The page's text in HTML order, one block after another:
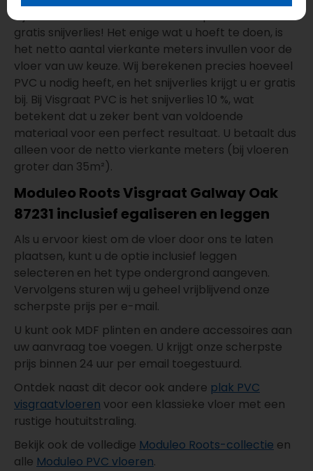
Bij de aanschaf van een PVC vloer profiteert u van
gratis snijverlies! Het enige wat u hoeft te doen, is
het netto aantal vierkante meters invullen voor de
vloer van uw keuze. Wij berekenen precies hoeveel
PVC u nodig heeft, en het snijverlies krijgt u er gratis
bij. Bij Visgraat PVC is het snijverlies 10 %, wat
betekent dat u zeker bent van voldoende
materiaal voor een perfect resultaat. U betaalt dus
alleen voor de netto vierkante meters (bij vloeren
groter dan 35m²).
Moduleo Roots Visgraat Galway Oak
87231 inclusief egaliseren en leggen
Als u ervoor kiest om de vloer door ons te laten
plaatsen, kunt u de optie inclusief leggen
selecteren en het type ondergrond aangeven.
Vervolgens sturen wij u geheel vrijblijvend onze
scherpste prijs per e-mail.
U kunt ook MDF plinten en andere accessoires aan
uw aanvraag toe voegen. U krijgt onze scherpste
prijs binnen 24 uur per email toegestuurd.
Ontdek naast dit decor ook andere plak PVC
visgraatvloeren voor een klassieke vloer met een
rustige houtuitstraling.
Bekijk ook de volledige Moduleo Roots-collectie en
alle Moduleo PVC vloeren.